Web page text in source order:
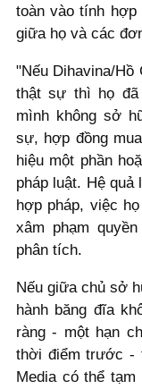
toàn vào tính hợp
giữa họ và các
"Nếu Dihavina/
thật sự thì họ đã
mình không sở
sự, hợp đồng
hiệu một phần
pháp luật. Hệ
hợp pháp, việc
xâm phạm
phân tích.
Nếu giữa chủ sở
hành băng đĩa
ràng - một hạn
thời điểm trước -
Media có thể